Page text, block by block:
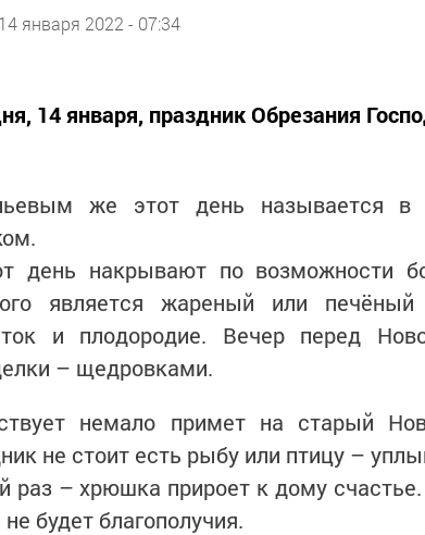
14 января 2022 - 07:34
14 января, праздник Обрезания
же этот день называется в
день накрывают по возможности
является жареный или печёный
и плодородие. Вечер перед
– щедровками.
немало примет на старый
не стоит есть рыбу или птицу –
раз – хрюшка прироет к дому
будет благополучия.